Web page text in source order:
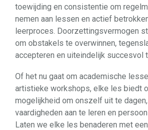
toewijding en consistentie om
nemen aan lessen en actief
leerproces. Doorzettingsvermogen
om obstakels te overwinnen,
accepteren en uiteindelijk succesvol
Of het nu gaat om academische
artistieke workshops, elke les biedt
mogelijkheid om onszelf uit te
vaardigheden aan te leren en
Laten we elke les benaderen met